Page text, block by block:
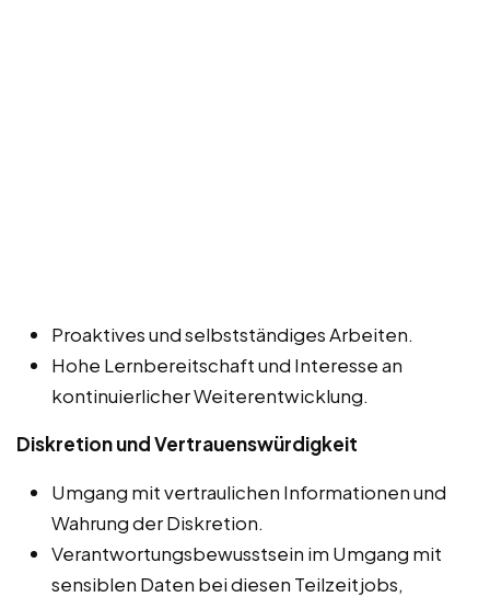
Proaktives und selbstständiges Arbeiten.
Hohe Lernbereitschaft und Interesse an
kontinuierlicher Weiterentwicklung.
Diskretion und Vertrauenswürdigkeit
Umgang mit vertraulichen Informationen und
Wahrung der Diskretion.
Verantwortungsbewusstsein im Umgang mit
sensiblen Daten bei diesen Teilzeitjobs,